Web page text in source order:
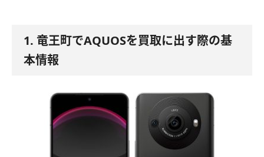
1. 竜王町でAQUOSを買取に出す際の基
本情報